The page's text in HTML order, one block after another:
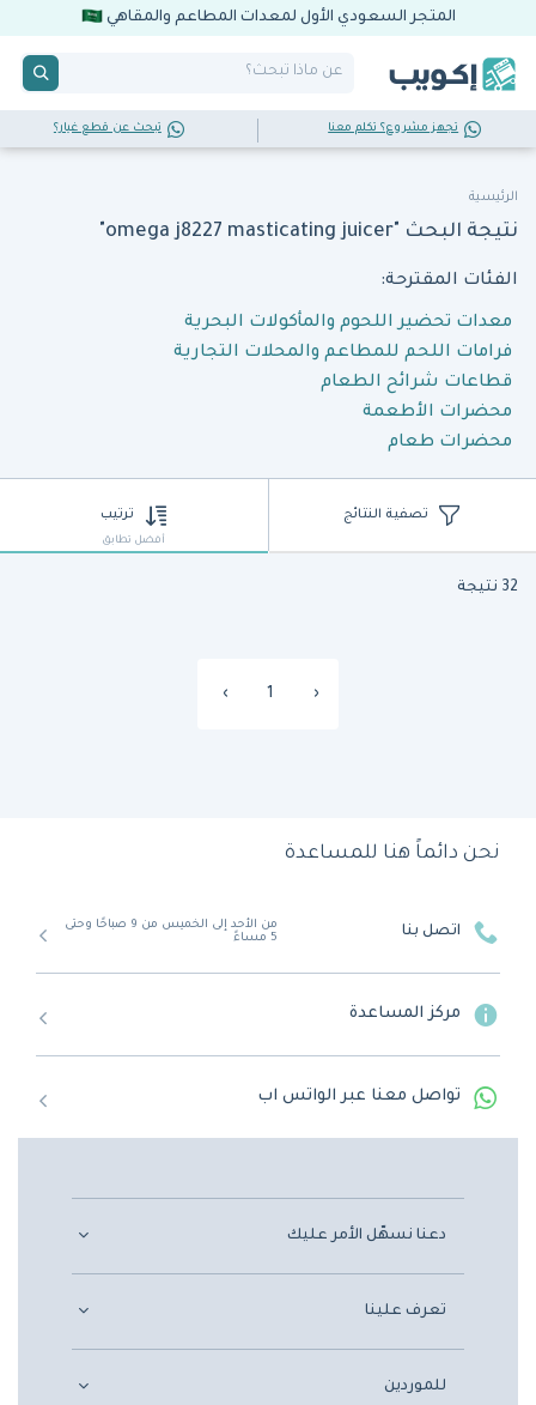
المتجر السعودي الأول لمعدات المطاعم والمقاهي
تجهز مشروع؟ تكلم معنا تبحث عن قطع غيار؟
الرئيسية
نتيجة البحث "omega j8227 masticating juicer"
الفئات المقترحة:
معدات تحضير اللحوم والمأكولات البحرية
فرامات اللحم للمطاعم والمحلات التجارية
قطاعات شرائح الطعام
محضرات الأطعمة
محضرات طعام
تصفية النتائج ترتيب
أفضل تطابق
32 نتيجة
‹
1
›
نحن دائماً هنا للمساعدة
اتصل بنا
من الأحد إلى الخميس من 9 صباحًا وحتى
5 مساءً
مركز المساعدة
تواصل معنا عبر الواتس اب
دعنا نسهّل الأمر عليك
تعرف علينا
للموردين